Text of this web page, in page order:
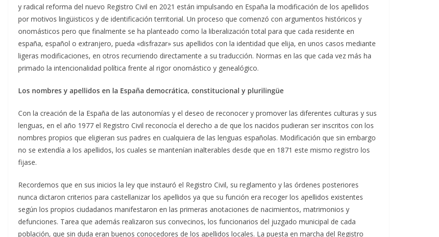
y radical reforma del nuevo Registro Civil en 2021 están impulsando en España la modificación de los apellidos
por motivos lingüisticos y de identificación territorial. Un proceso que comenzó con argumentos históricos y
onomásticos pero que finalmente se ha planteado como la liberalización total para que cada residente en
españa, español o extranjero, pueda «disfrazar» sus apellidos con la identidad que elija, en unos casos mediante
ligeras modificaciones, en otros recurriendo directamente a su traducción. Normas en las que cada vez más ha
primado la intencionalidad política frente al rigor onomástico y genealógico.
Los nombres y apellidos en la España democrática, constitucional y plurilingüe
Con la creación de la España de las autonomías y el deseo de reconocer y promover las diferentes culturas y sus
lenguas, en el año 1977 el Registro Civil reconocía el derecho a de que los nacidos pudieran ser inscritos con los
nombres propios que eligieran sus padres en cualquiera de las lenguas españolas. Modificación que sin embargo
no se extendía a los apellidos, los cuales se mantenían inalterables desde que en 1871 este mismo registro los
fijase.
Recordemos que en sus inicios la ley que instauró el Registro Civil, su reglamento y las órdenes posteriores
nunca dictaron criterios para castellanizar los apellidos ya que su función era recoger los apellidos existentes
según los propios ciudadanos manifestaron en las primeras anotaciones de nacimientos, matrimonios y
defunciones. Tarea que además realizaron sus convecinos, los funcionarios del juzgado municipal de cada
población, que sin duda eran buenos conocedores de los apellidos locales. La puesta en marcha del Registro